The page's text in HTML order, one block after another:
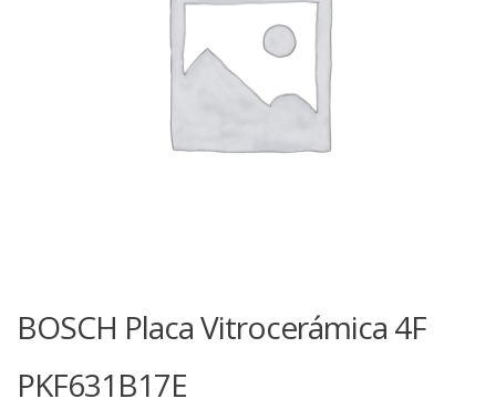
BOSCH Placa Vitrocerámica 4F
PKF631B17E